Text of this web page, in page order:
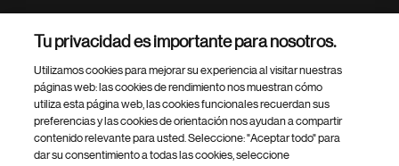
Footer Site Search
Tu privacidad es importante para nosotros.
Utilizamos cookies para mejorar su experiencia al visitar nuestras
páginas web: las cookies de rendimiento nos muestran cómo
utiliza esta página web, las cookies funcionales recuerdan sus
preferencias y las cookies de orientación nos ayudan a compartir
contenido relevante para usted. Seleccione: "Aceptar todo" para
dar su consentimiento a todas las cookies, seleccione